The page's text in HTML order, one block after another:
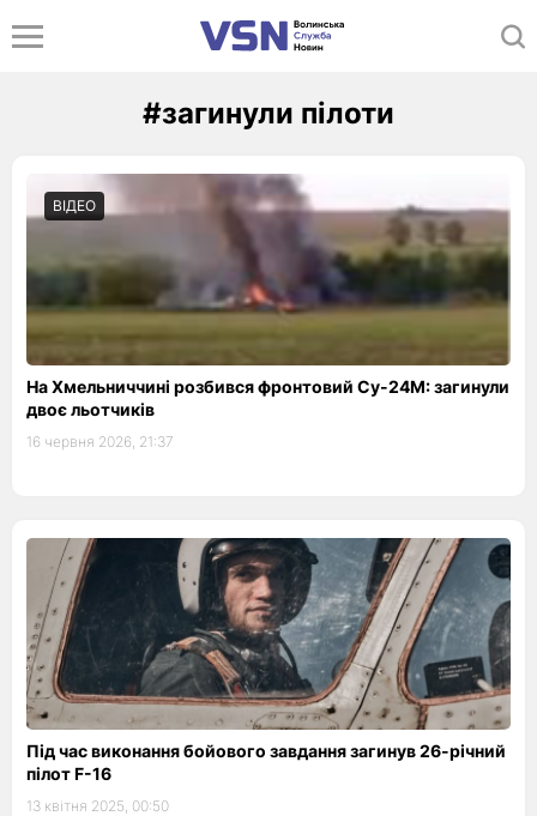
#загинули пілоти
ВІДЕО
На Хмельниччині розбився фронтовий Су-24М: загинули
двоє льотчиків
16 червня 2026, 21:37
Під час виконання бойового завдання загинув 26-річний
пілот F-16
13 квітня 2025, 00:50